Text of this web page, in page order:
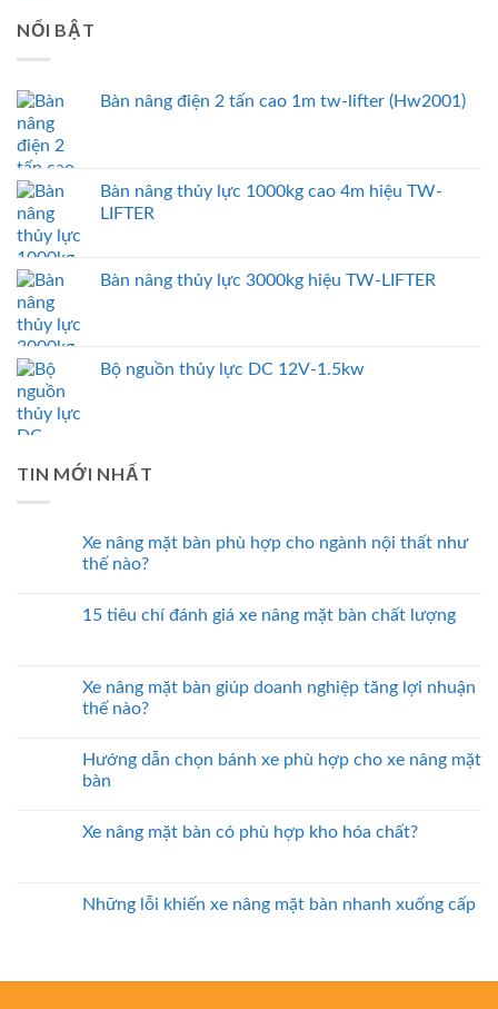
NỔI BẬT
Bàn nâng điện 2 tấn cao 1m tw-lifter (Hw2001)
Bàn nâng thủy lực 1000kg cao 4m hiệu TW-
LIFTER
Bàn nâng thủy lực 3000kg hiệu TW-LIFTER
Bộ nguồn thủy lực DC 12V-1.5kw
TIN MỚI NHẤT
Xe nâng mặt bàn phù hợp cho ngành nội thất như
thế nào?
15 tiêu chí đánh giá xe nâng mặt bàn chất lượng
Xe nâng mặt bàn giúp doanh nghiệp tăng lợi nhuận
thế nào?
Hướng dẫn chọn bánh xe phù hợp cho xe nâng mặt
bàn
Xe nâng mặt bàn có phù hợp kho hóa chất?
Những lỗi khiến xe nâng mặt bàn nhanh xuống cấp